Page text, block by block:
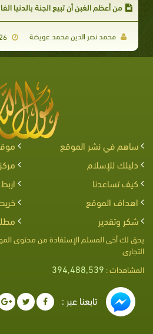
من أعظم الغبن أن تبيع الجنة بالدنيا
محمد نصر الدين محمد عويضة 2011-04-26
ساهم في نشر الموقع
دليلك للإسلام
كيف تساعدنا
اهداف الموقع
شكر وتقدير
يحق لك أخى المسلم الإستفادة من محتوى
التجارى
المشاهدات : 394,488,539
تابعنا عبر :